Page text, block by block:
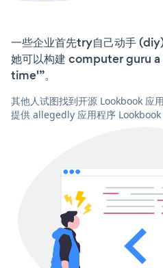
一些企业首先try自己动手
她可以构建 computer guru
time'”。
其他人试图找到开源 Lookbook 应
提供 allegedly 应用程序